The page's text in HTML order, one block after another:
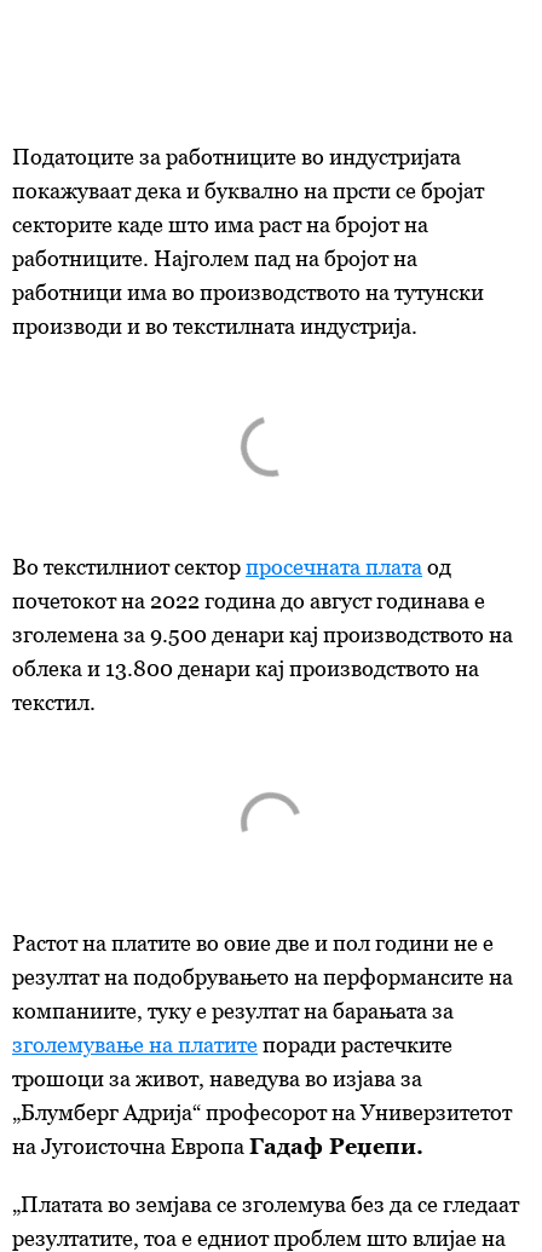
Податоците за работниците во индустријата
покажуваат дека и буквално на прсти се бројат
секторите каде што има раст на бројот на
работниците. Најголем пад на бројот на
работници има во производството на тутунски
производи и во текстилната индустрија.
Во текстилниот секторпросечната плата од
почетокот на 2022 година до август годинава е
зголемена за 9.500 денари кај производството на
облека и 13.800 денари кај производството на
текстил.
Растот на платите во овие две и пол години не е
резултат на подобрувањето на перформансите на
компаниите, туку е резултат на барањата за
зголемување на платитепоради растечките
трошоци за живот, наведува во изјава за
„Блумберг Адрија“ професорот на Универзитетот
на Југоисточна Европа Гадаф Реџепи.
„Платата во земјава се зголемува без да се гледаат
резултатите, тоа е едниот проблем што влијае на